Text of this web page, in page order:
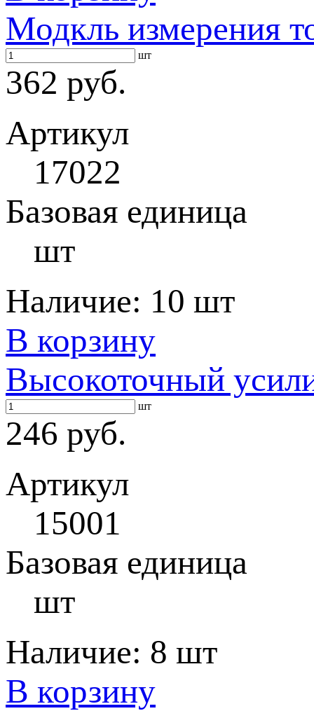
Модкль измерения
шт
362 руб.
Артикул
17022
Базовая единица
шт
Наличие: 10 шт
В корзину
Высокоточный
шт
246 руб.
Артикул
15001
Базовая единица
шт
Наличие: 8 шт
В корзину